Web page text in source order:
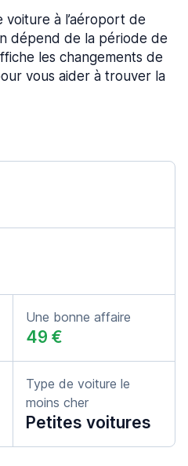
voiture à l’aéroport de
dépend de la période de
les changements de
vous aider à trouver la
Une bonne affaire
49 €
Type de voiture le
moins cher
Petites voitures